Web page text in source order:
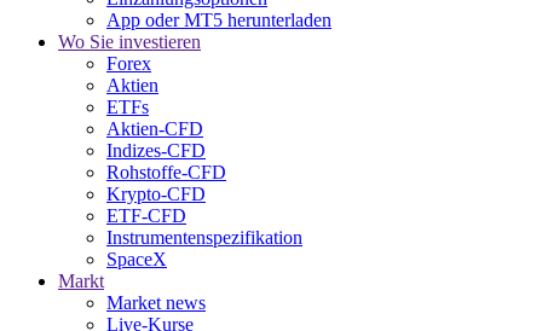
App oder MT5 herunterladen
Wo Sie investieren
Forex
Aktien
ETFs
Aktien-CFD
Indizes-CFD
Rohstoffe-CFD
Krypto-CFD
ETF-CFD
Instrumentenspezifikation
SpaceX
Markt
Market news
Live-Kurse